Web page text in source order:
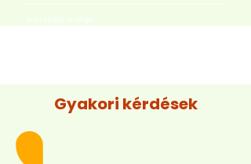
Ügyfélszerzés és értékesítés
Storytelling az üzleti életben
Gyakori kérdések